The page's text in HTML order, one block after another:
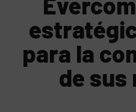
para la
de sus